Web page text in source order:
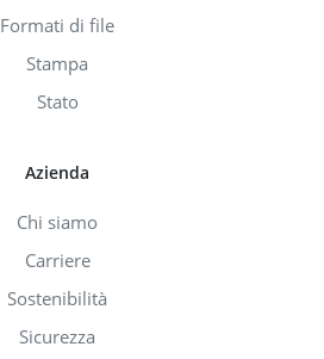
Formati di file
Stampa
Stato
Azienda
Chi siamo
Carriere
Sostenibilità
Sicurezza